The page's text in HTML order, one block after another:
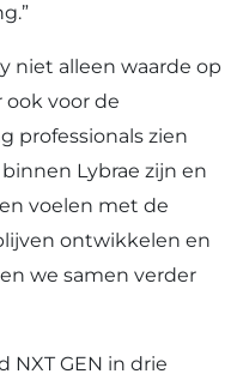
niet alleen waarde op
ook voor de
professionals zien
Lybrae zijn en
voelen met de
ontwikkelen en
we samen verder
NXT GEN in drie